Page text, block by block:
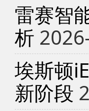
雷赛智
析
埃斯顿
新阶段